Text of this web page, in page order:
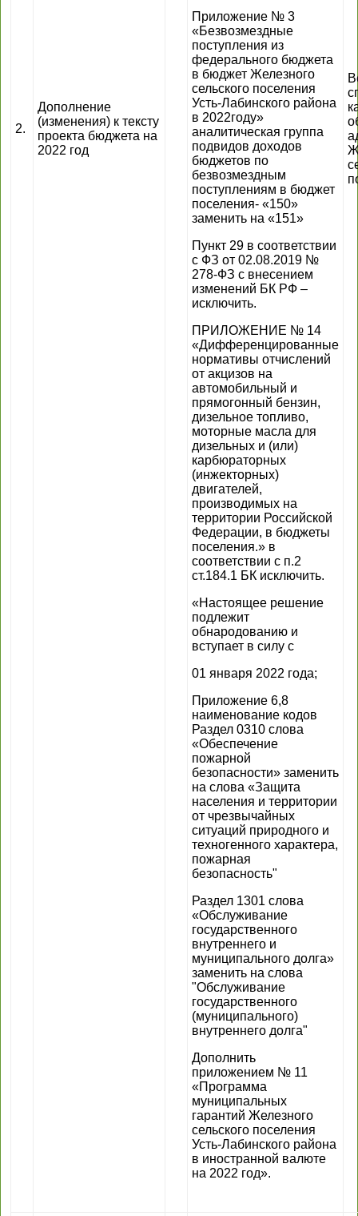
2.
Дополнение
(изменения) к тексту
проекта бюджета на
2022 год
Приложение № 3
«Безвозмездные
поступления из
федерального бюджета
в бюджет Железного
сельского поселения
Усть-Лабинского района
в 2022году»
аналитическая группа
подвидов доходов
бюджетов по
безвозмездным
поступлениям в бюджет
поселения- «150»
заменить на «151»
Пункт 29 в соответствии
с ФЗ от 02.08.2019 №
278-ФЗ с внесением
изменений БК РФ –
исключить.
ПРИЛОЖЕНИЕ № 14
«Дифференцированные
нормативы отчислений
от акцизов на
автомобильный и
прямогонный бензин,
дизельное топливо,
моторные масла для
дизельных и (или)
карбюраторных
(инжекторных)
двигателей,
производимых на
территории Российской
Федерации, в бюджеты
поселения.» в
соответствии с п.2
ст.184.1 БК исключить.
«Настоящее решение
подлежит
обнародованию и
вступает в силу с
01 января 2022 года;
Приложение 6,8
наименование кодов
Раздел 0310 слова
«Обеспечение
пожарной
безопасности» заменить
на слова «Защита
населения и территории
от чрезвычайных
ситуаций природного и
техногенного характера,
пожарная
безопасность"
Раздел 1301 слова
«Обслуживание
государственного
внутреннего и
муниципального долга»
заменить на слова
"Обслуживание
государственного
(муниципального)
внутреннего долга"
Дополнить
приложением № 11
«Программа
муниципальных
гарантий Железного
сельского поселения
Усть-Лабинского района
в иностранной валюте
на 2022 год».